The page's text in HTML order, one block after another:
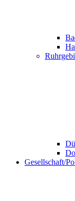
Gesellschaft/